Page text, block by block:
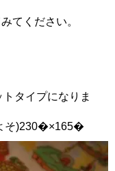
てください。
タイプになりま
)230�×165�